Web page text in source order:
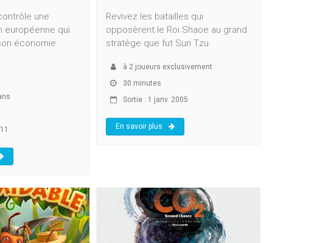
une
européenne qui
économie
Revivez les batailles qui
opposèrent le Roi Shaoe au grand
stratège que fut Sun Tzu.
à 2 joueurs exclusivement
30 minutes
Sortie : 1 janv. 2005
En savoir plus